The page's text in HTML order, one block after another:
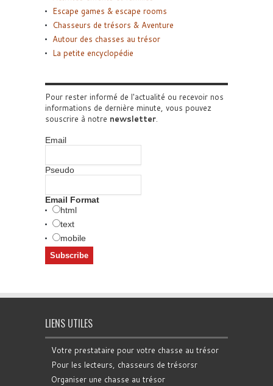
Escape games & escape rooms
Chasseurs de trésors & Aventure
Autour des chasses au trésor
La petite encyclopédie
Pour rester informé de l'actualité ou recevoir nos
informations de dernière minute, vous pouvez
souscrire à notre newsletter.
Email
Pseudo
Email Format
html
text
mobile
LIENS UTILES
Votre prestataire pour votre chasse au trésor
Pour les lecteurs, chasseurs de trésorsr
Organiser une chasse au trésor